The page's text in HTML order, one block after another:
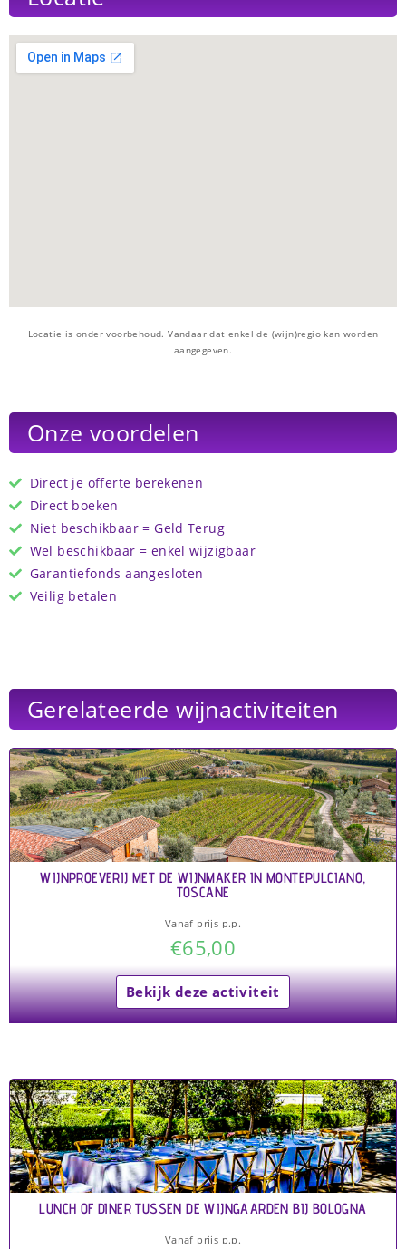
Locatie is onder voorbehoud. Vandaar dat enkel de (wijn)regio kan worden
aangegeven.
Onze voordelen
Direct je offerte berekenen
Direct boeken
Niet beschikbaar = Geld Terug
Wel beschikbaar = enkel wijzigbaar
Garantiefonds aangesloten
Veilig betalen
Gerelateerde wijnactiviteiten
WIJNPROEVERIJ MET DE WIJNMAKER IN MONTEPULCIANO,
TOSCANE
Vanaf prijs p.p.
€65,00
Bekijk deze activiteit
LUNCH OF DINER TUSSEN DE WIJNGAARDEN BIJ BOLOGNA
Vanaf prijs p.p.